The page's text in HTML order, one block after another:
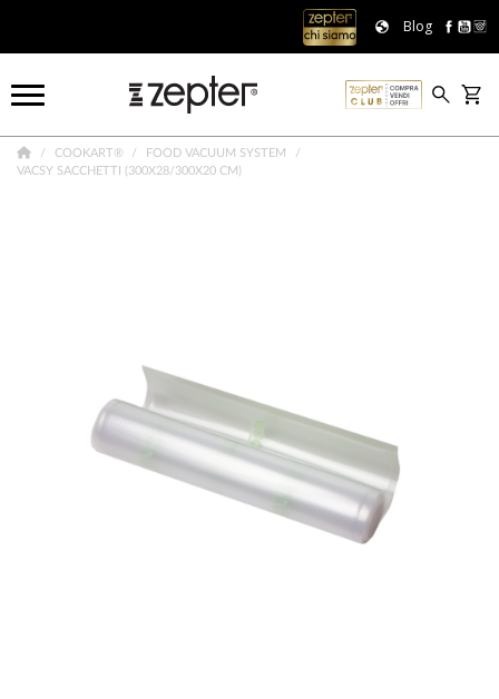
Blog
COOKART®
FOOD VACUUM SYSTEM
VACSY SACCHETTI (300X28/300X20 CM)